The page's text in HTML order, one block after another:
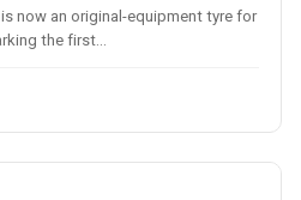
now an original-equipment tyre for
the first...